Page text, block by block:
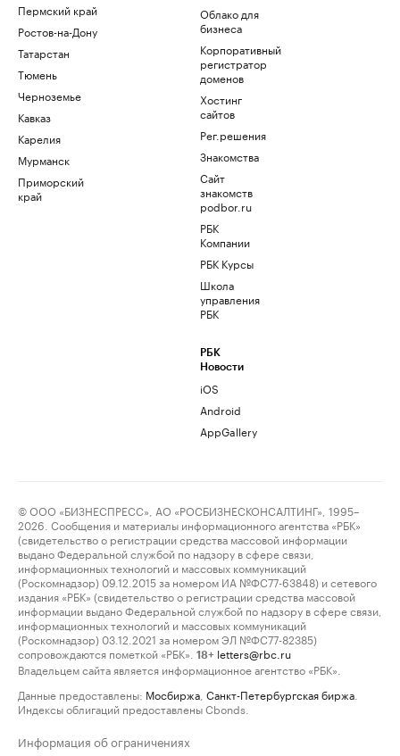
Пермский край
Ростов-на-Дону
Татарстан
Тюмень
Черноземье
Кавказ
Карелия
Мурманск
Приморский
край
Облако для
бизнеса
Корпоративный
регистратор
доменов
Хостинг
сайтов
Рег.решения
Знакомства
Сайт
знакомств
podbor.ru
РБК
Компании
РБК Курсы
Школа
управления
РБК
РБК
Новости
iOS
Android
AppGallery
© ООО «БИЗНЕСПРЕСС», АО «РОСБИЗНЕСКОНСАЛТИНГ», 1995–
2026. Сообщения и материалы информационного агентства «РБК»
(свидетельство о регистрации средства массовой информации
выдано Федеральной службой по надзору в сфере связи,
информационных технологий и массовых коммуникаций
(Роскомнадзор) 09.12.2015 за номером ИА №ФС77-63848) и сетевого
издания «РБК» (свидетельство о регистрации средства массовой
информации выдано Федеральной службой по надзору в сфере связи,
информационных технологий и массовых коммуникаций
(Роскомнадзор) 03.12.2021 за номером ЭЛ №ФС77-82385)
сопровождаются пометкой «РБК».
18+ letters@rbc.ru
Владельцем сайта является информационное агентство «РБК».
Данные предоставлены: Мосбиржа Санкт-Петербургская биржа
Индексы облигаций предоставлены Cbonds.
Информация об ограничениях